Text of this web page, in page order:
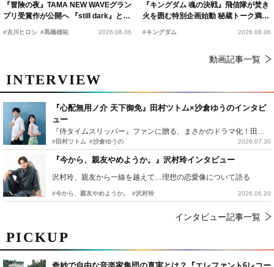
PICKUP
『冒険の夜』TAMA NEW WAVEグラン
プリ受賞作が公開へ 『still dark』と同
時上映決定
#古川ヒロシ #髙橋雄祐 2026.08.06
『キングダム 魂の決戦』飛信隊が焚き
火を囲む特別企画始動 秘蔵トーク満載
の“キングダムキャンプ”開催
#キングダム 2026.08.06
動画記事一覧
INTERVIEW
『心配無用ノ介 天下御免』田村ツトム×沙倉ゆうのインタビ
ュー
#田村ツトム #沙倉ゆうの 2026.07.30
『今から、親友やめようか。』沢村玲インタビュー
沢村玲、親友から一線を越えて…理想の恋愛像について語る
#今から、親友やめようか。 #沢村玲 2026.06.20
インタビュー記事一覧